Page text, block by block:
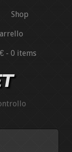
Shop
- 0 items